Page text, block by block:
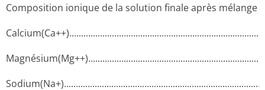
Composition ionique de la solution finale après mélange